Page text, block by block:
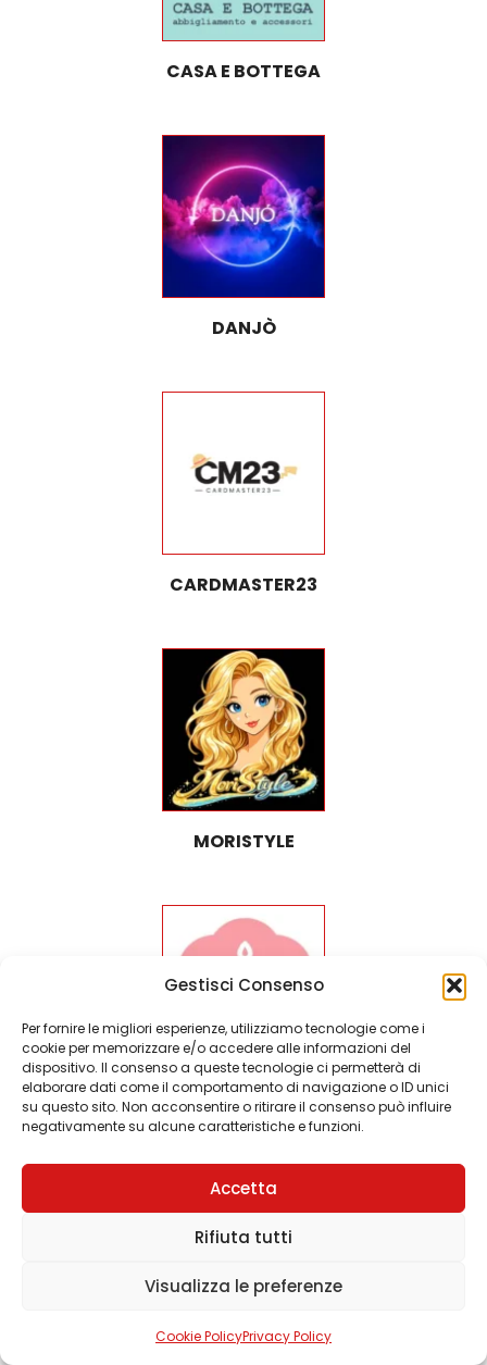
Gestisci Consenso
Per fornire le migliori esperienze, utilizziamo tecnologie come i
cookie per memorizzare e/o accedere alle informazioni del
dispositivo. Il consenso a queste tecnologie ci permetterà di
elaborare dati come il comportamento di navigazione o ID unici
su questo sito. Non acconsentire o ritirare il consenso può influire
negativamente su alcune caratteristiche e funzioni.
Accetta
Rifiuta tutti
Visualizza le preferenze
Cookie PolicyPrivacy Policy
CASA E BOTTEGA
DANJÒ
CARDMASTER23
MORISTYLE
MISTERTEA